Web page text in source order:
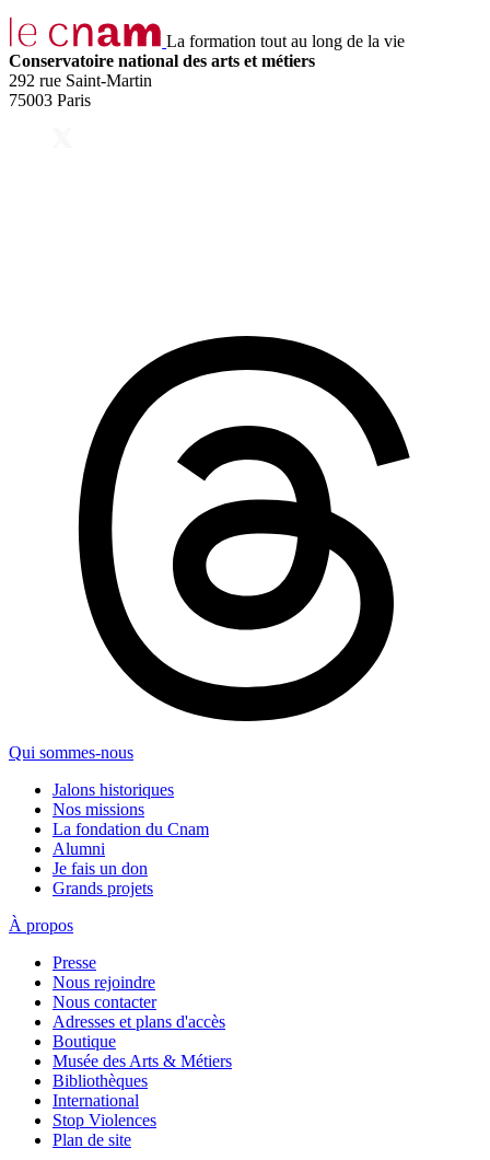
La formation tout au long de la vie
Conservatoire national des arts et métiers
292 rue Saint-Martin
75003 Paris
Qui sommes-nous
Jalons historiques
Nos missions
La fondation du Cnam
Alumni
Je fais un don
Grands projets
À propos
Presse
Nous rejoindre
Nous contacter
Adresses et plans d'accès
Boutique
Musée des Arts & Métiers
Bibliothèques
International
Stop Violences
Plan de site